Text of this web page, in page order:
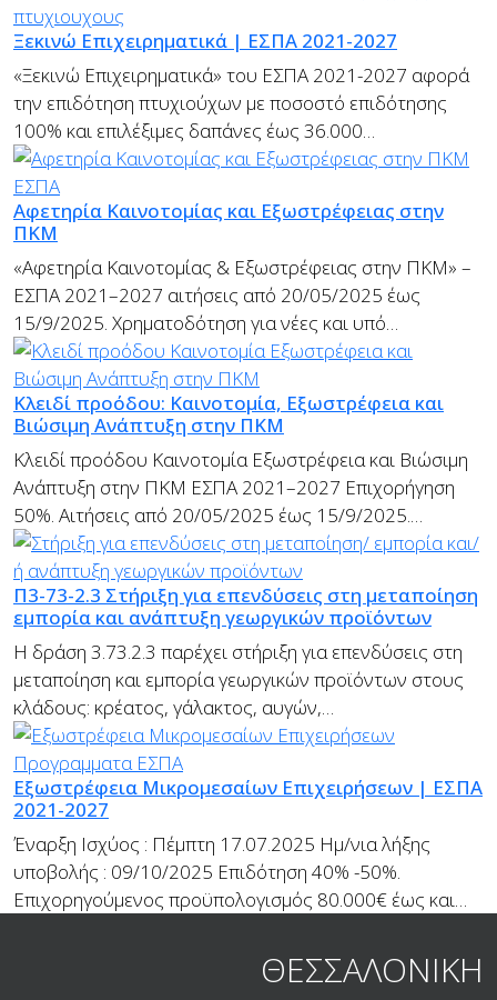
Ξεκινώ Επιχειρηματικά | ΕΣΠΑ 2021-2027
«Ξεκινώ Επιχειρηματικά» του ΕΣΠΑ 2021-2027 αφορά
την επιδότηση πτυχιούχων με ποσοστό επιδότησης
100% και επιλέξιμες δαπάνες έως 36.000…
Αφετηρία Καινοτομίας και Εξωστρέφειας στην
ΠΚΜ
«Αφετηρία Καινοτομίας & Εξωστρέφειας στην ΠΚΜ» –
ΕΣΠΑ 2021–2027 αιτήσεις από 20/05/2025 έως
15/9/2025. Χρηματοδότηση για νέες και υπό…
Κλειδί προόδου: Καινοτομία, Εξωστρέφεια και
Βιώσιμη Ανάπτυξη στην ΠΚΜ
Κλειδί προόδου Καινοτομία Εξωστρέφεια και Βιώσιμη
Ανάπτυξη στην ΠΚΜ ΕΣΠΑ 2021–2027 Επιχορήγηση
50%. Αιτήσεις από 20/05/2025 έως 15/9/2025.…
Π3-73-2.3 Στήριξη για επενδύσεις στη μεταποίηση
εμπορία και ανάπτυξη γεωργικών προϊόντων
Η δράση 3.73.2.3 παρέχει στήριξη για επενδύσεις στη
μεταποίηση και εμπορία γεωργικών προϊόντων στους
κλάδους: κρέατος, γάλακτος, αυγών,…
Εξωστρέφεια Μικρομεσαίων Επιχειρήσεων | ΕΣΠΑ
2021-2027
Έναρξη Ισχύος : Πέμπτη 17.07.2025 Ημ/νια λήξης
υποβολής : 09/10/2025 Επιδότηση 40% -50%.
Επιχορηγούμενος προϋπολογισμός 80.000€ έως και…
ΘΕΣΣΑΛΟΝΙΚΗ